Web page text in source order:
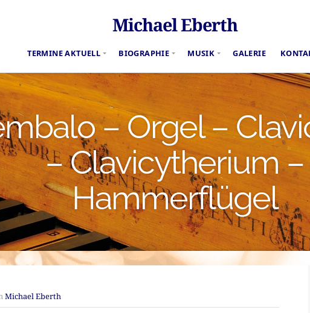
Michael Eberth
TERMINE AKTUELL BIOGRAPHIE MUSIK GALERIE
– Orgel –
– Clavicytherium –
Hammerflügel
Michael Eberth